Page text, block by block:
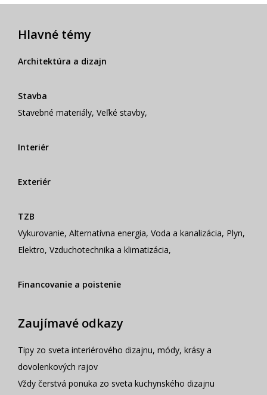
Hlavné témy
Architektúra a dizajn
Stavba
Stavebné materiály, Veľké stavby,
Interiér
Exteriér
TZB
Vykurovanie, Alternatívna energia, Voda a kanalizácia, Plyn,
Elektro, Vzduchotechnika a klimatizácia,
Financovanie a poistenie
Zaujímavé odkazy
Tipy zo sveta interiérového dizajnu, módy, krásy a
dovolenkových rajov
Vždy čerstvá ponuka zo sveta kuchynského dizajnu